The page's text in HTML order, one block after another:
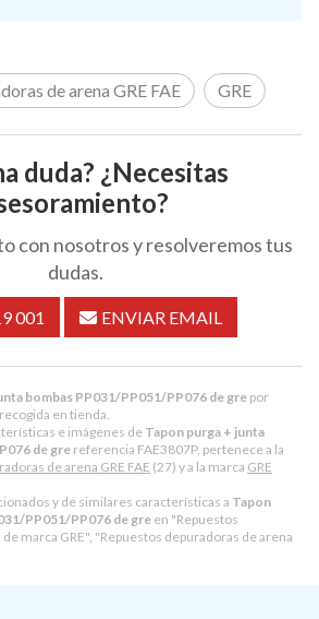
bombas PP031/PP051/PP076 de gre por
en tienda.
e imágenes de Tapon purga + junta
de gre referencia FAE3807P, pertenece a la
de arena GRE FAE (27) y a la marca GRE
y de similares características a Tapon
PP051/PP076 de gre en "Repuestos
marca GRE", "Repuestos depuradoras de arena
de arena GRE FAE
GRE
duda? ¿Necesitas
con nosotros y resolveremos tus
dudas.
001 ENVIAR EMAIL